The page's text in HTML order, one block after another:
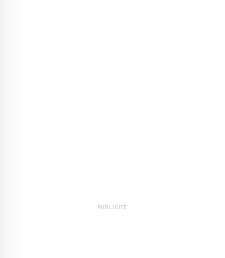
PUBLICITÉ